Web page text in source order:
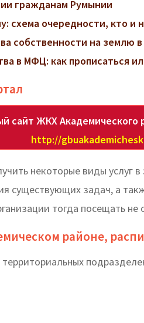
гражданам Румынии
схема очередности, кто и
собственности на землю
в МФЦ: как прописаться
сайт ЖКХ Академического
http://
некоторые виды услуг
существующих задач, а
тогда посещать не
районе,